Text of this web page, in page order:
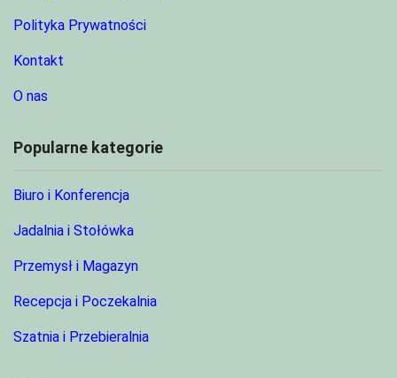
Polityka Prywatności
Kontakt
O nas
Popularne kategorie
Biuro i Konferencja
Jadalnia i Stołówka
Przemysł i Magazyn
Recepcja i Poczekalnia
Szatnia i Przebieralnia